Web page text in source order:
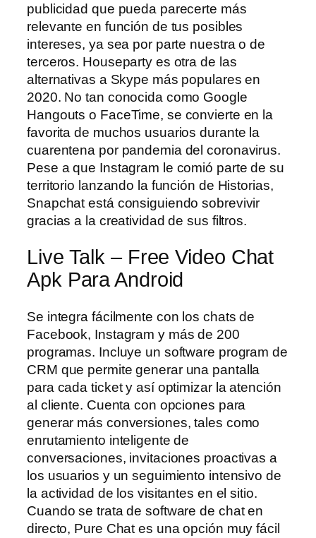
publicidad que pueda parecerte más
relevante en función de tus posibles
intereses, ya sea por parte nuestra o de
terceros. Houseparty es otra de las
alternativas a Skype más populares en
2020. No tan conocida como Google
Hangouts o FaceTime, se convierte en la
favorita de muchos usuarios durante la
cuarentena por pandemia del coronavirus.
Pese a que Instagram le comió parte de su
territorio lanzando la función de Historias,
Snapchat está consiguiendo sobrevivir
gracias a la creatividad de sus filtros.
Live Talk – Free Video Chat
Apk Para Android
Se integra fácilmente con los chats de
Facebook, Instagram y más de 200
programas. Incluye un software program de
CRM que permite generar una pantalla
para cada ticket y así optimizar la atención
al cliente. Cuenta con opciones para
generar más conversiones, tales como
enrutamiento inteligente de
conversaciones, invitaciones proactivas a
los usuarios y un seguimiento intensivo de
la actividad de los visitantes en el sitio.
Cuando se trata de software de chat en
directo, Pure Chat es una opción muy fácil